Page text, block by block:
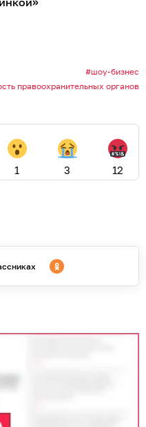
шоу-бизнес
правоохранительных органов
1 3 12